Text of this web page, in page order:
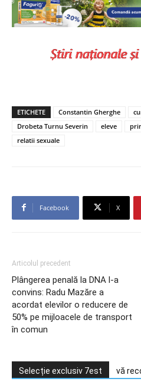
ETICHETE Constantin Gherghe
Drobeta Turnu Severin
eleve
relatii sexuale
Facebook X
Articolul precedent
Plângerea penală la DNA l-a
convins: Radu Mazăre a
acordat elevilor o reducere de
50% pe mijloacele de transport
în comun
Selecție exclusiv 7est vă